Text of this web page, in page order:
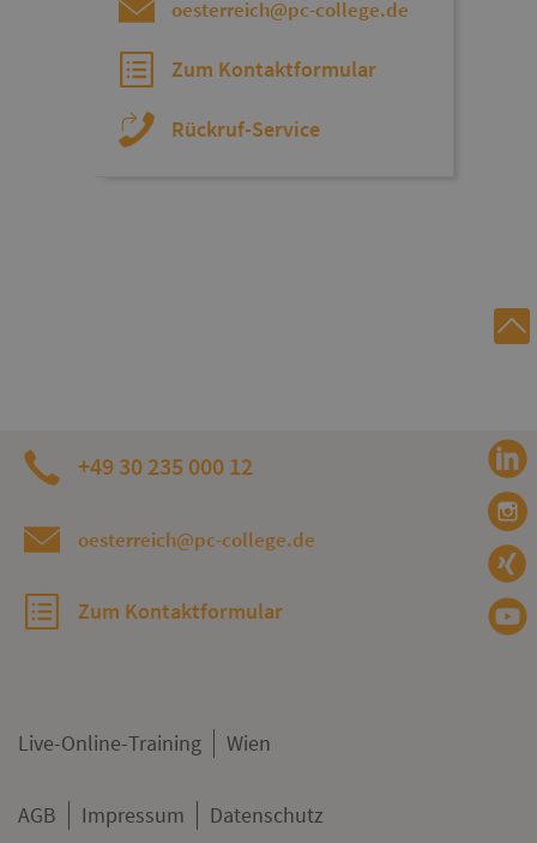
oesterreich@pc-college.de
Zum Kontaktformular
Rückruf-Service
+49 30 235 000 12
oesterreich@pc-college.de
Zum Kontaktformular
Live-Online-Training Wien
AGB Impressum Datenschutz